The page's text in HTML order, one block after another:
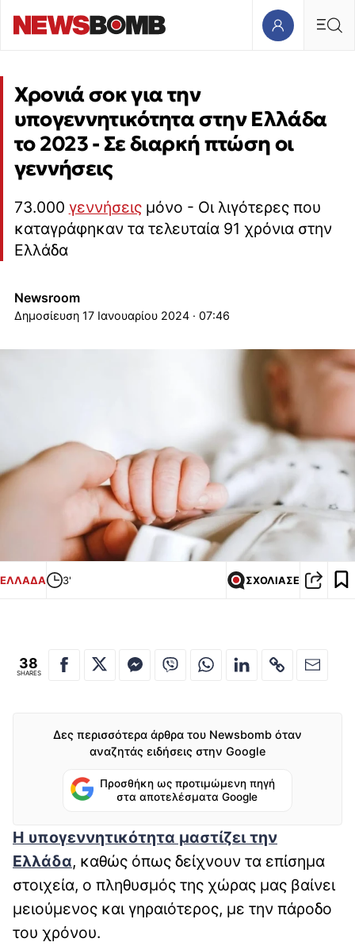
Χρονιά σοκ για την
υπογεννητικότητα στην Ελλάδα
το 2023 - Σε διαρκή πτώση οι
γεννήσεις
73.000 γεννήσειςμόνο - Οι λιγότερες που
καταγράφηκαν τα τελευταία 91 χρόνια στην
Ελλάδα
Newsroom
17 Ιανουαρίου 2024 · 07:46
ΕΛΛΑΔΑ 3' ΣΧΟΛΙΑΣΕ
38
SHARES
Δες περισσότερα άρθρα του Newsbomb όταν
αναζητάς ειδήσεις στην Google
Προσθήκη ως προτιμώμενη πηγή
στα αποτελέσματα Google
Η υπογεννητικότητα μαστίζει την
Ελλάδα, καθώς όπως δείχνουν τα επίσημα
στοιχεία, ο πληθυσμός της χώρας μας βαίνει
μειούμενος και γηραιότερος, με την πάροδο
του χρόνου.